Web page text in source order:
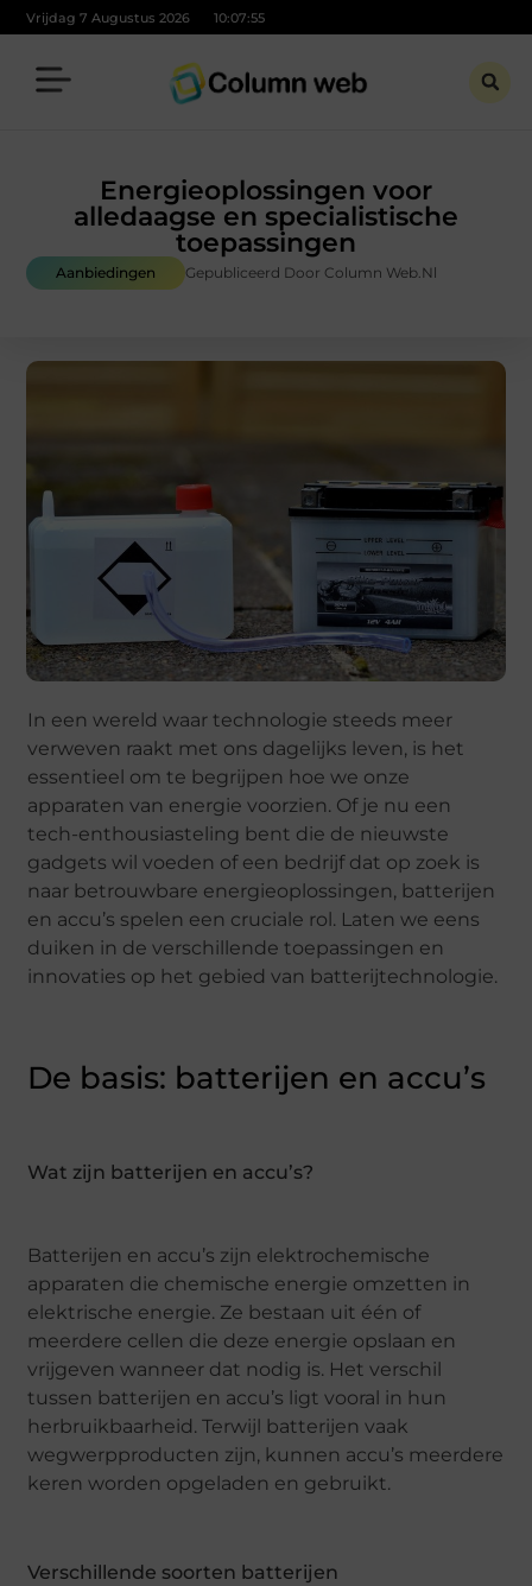
Vrijdag 7 Augustus 2026 10:07:57
Energieoplossingen voor
alledaagse en specialistische
toepassingen
Aanbiedingen Gepubliceerd Door Column Web.nl
In een wereld waar technologie steeds meer
verweven raakt met ons dagelijks leven, is het
essentieel om te begrijpen hoe we onze
apparaten van energie voorzien. Of je nu een
tech-enthousiasteling bent die de nieuwste
gadgets wil voeden of een bedrijf dat op zoek is
naar betrouwbare energieoplossingen, batterijen
en accu’s spelen een cruciale rol. Laten we eens
duiken in de verschillende toepassingen en
innovaties op het gebied van batterijtechnologie.
De basis: batterijen en accu’s
Wat zijn batterijen en accu’s?
Batterijen en accu’s zijn elektrochemische
apparaten die chemische energie omzetten in
elektrische energie. Ze bestaan uit één of
meerdere cellen die deze energie opslaan en
vrijgeven wanneer dat nodig is. Het verschil
tussen batterijen en accu’s ligt vooral in hun
herbruikbaarheid. Terwijl batterijen vaak
wegwerpproducten zijn, kunnen accu’s meerdere
keren worden opgeladen en gebruikt.
Verschillende soorten batterijen